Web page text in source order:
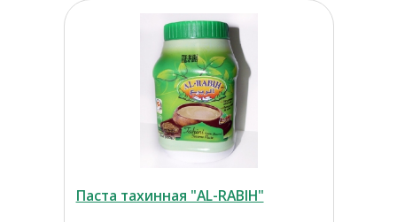
Паста тахинная "AL-RABIH"